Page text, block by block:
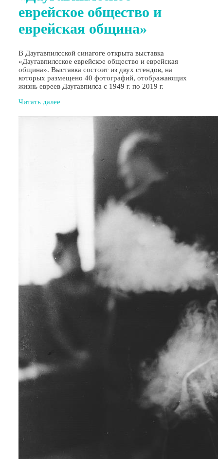
еврейское общество и
еврейская община»
В Даугавпилсской синагоге открыта выставка
«Даугавпилсское еврейское общество и еврейская
община». Выставка состоит из двух стендов, на
которых размещено 40 фотографий, отображающих
жизнь евреев Даугавпилса с 1949 г. по 2019 г.
Читать далее